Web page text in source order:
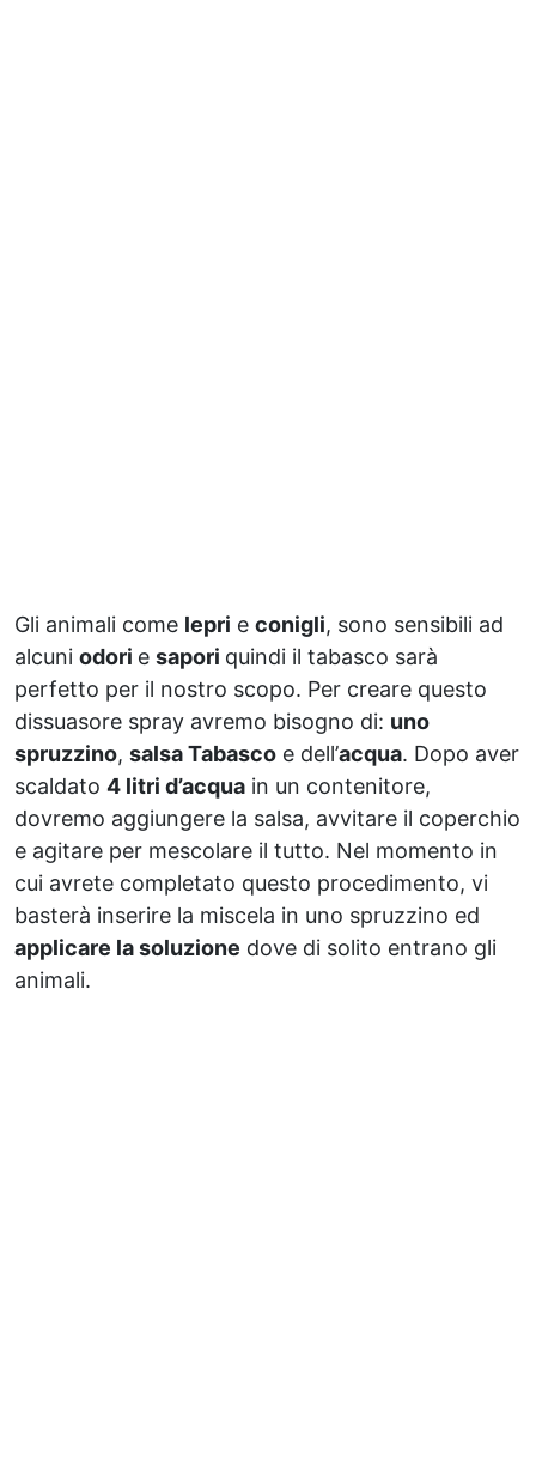
Gli animali come lepri e conigli, sono sensibili ad
alcuni odori e sapori quindi il tabasco sarà
perfetto per il nostro scopo. Per creare questo
dissuasore spray avremo bisogno di: uno
spruzzino, salsa Tabasco e dell’acqua. Dopo aver
scaldato 4 litri d’acqua in un contenitore,
dovremo aggiungere la salsa, avvitare il coperchio
e agitare per mescolare il tutto. Nel momento in
cui avrete completato questo procedimento, vi
basterà inserire la miscela in uno spruzzino ed
applicare la soluzione dove di solito entrano gli
animali.